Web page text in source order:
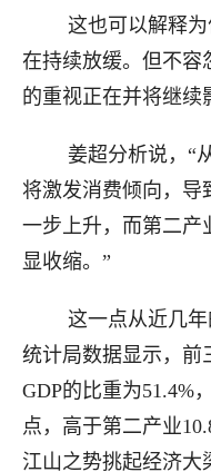
这也可以解释为
在持续放缓。但不容
的重视正在并将继续
姜超分析说，“从
将激发消费倾向，导
一步上升，而第二产
显收缩。”
这一点从近几年
统计局数据显示，前
GDP的比重为51.4%
点，高于第二产业
江山之势挑起经济大